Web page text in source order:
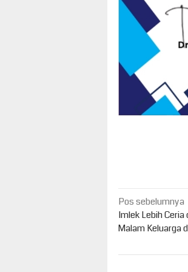
Navigasi
pos
Pos sebelumnya
Imlek Lebih
Malam Keluarga